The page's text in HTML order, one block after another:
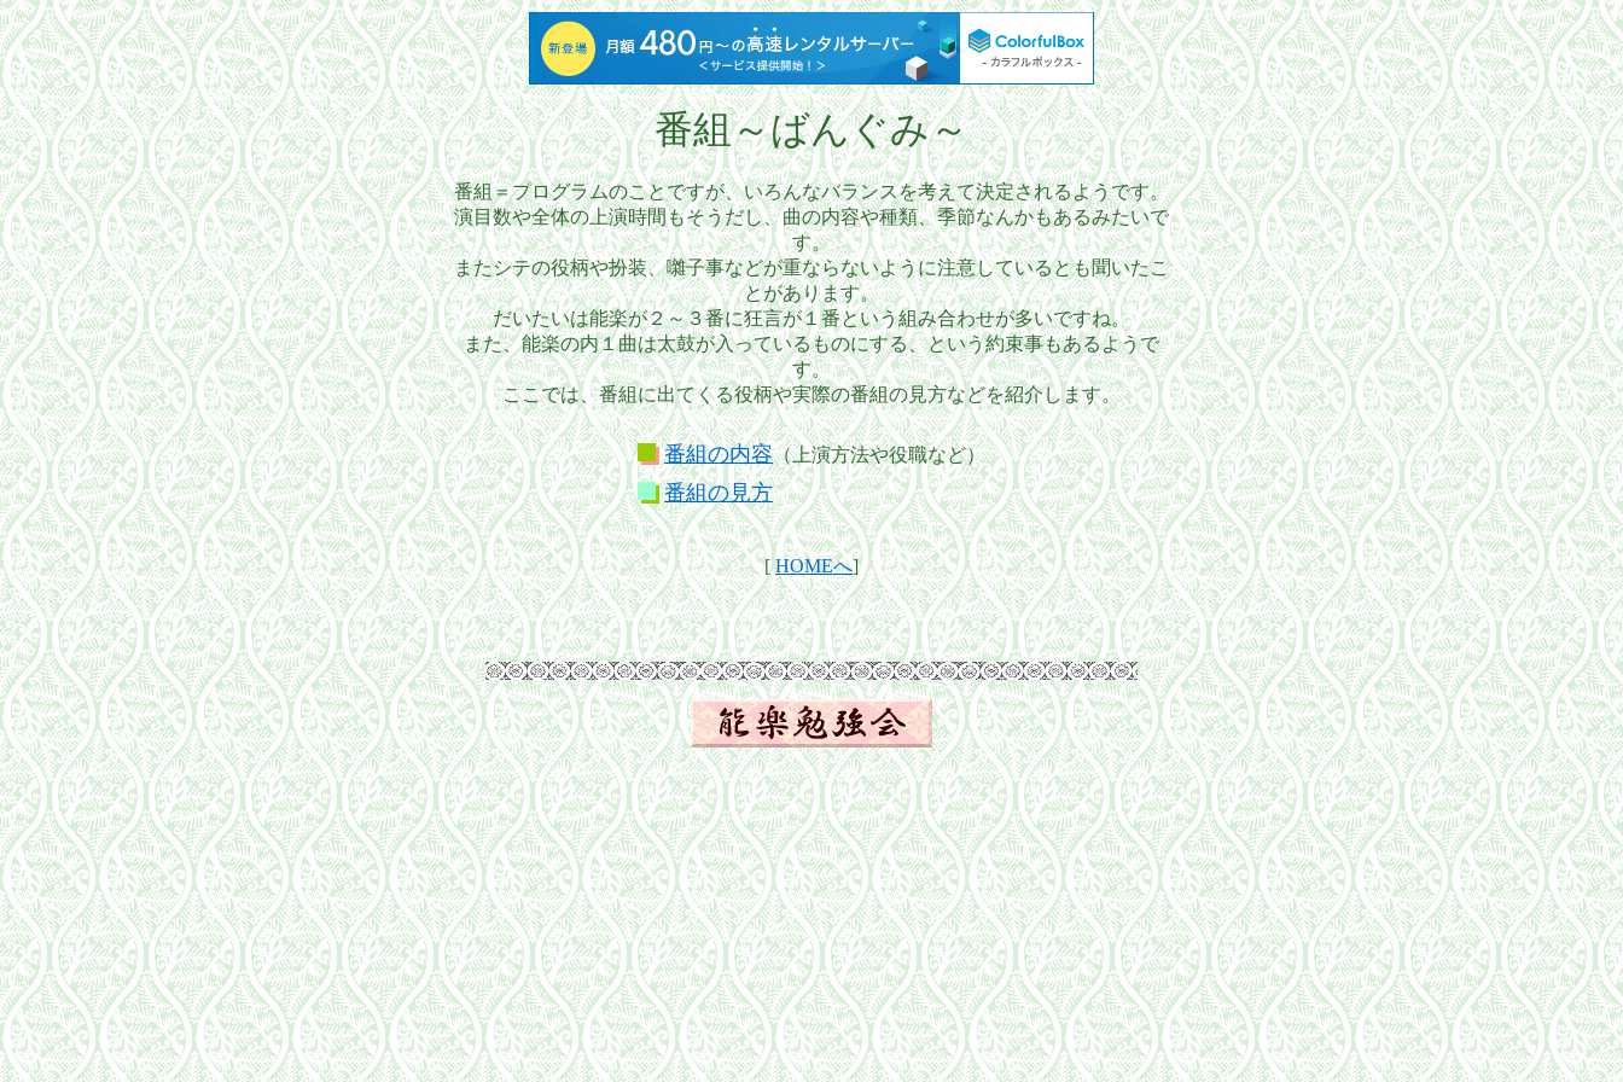
番組～ばんぐみ～
番組＝プログラムのことですが、いろんなバランスを考えて決定されるようです。
演目数や全体の上演時間もそうだし、曲の内容や種類、季節なんかもあるみたいで
す。
またシテの役柄や扮装、囃子事などが重ならないように注意しているとも聞いたこ
とがあります。
だいたいは能楽が２～３番に狂言が１番という組み合わせが多いですね。
また、能楽の内１曲は太鼓が入っているものにする、という約束事もあるようで
す。
ここでは、番組に出てくる役柄や実際の番組の見方などを紹介します。
番組の内容（上演方法や役職など）
番組の見方
[HOMEへ]